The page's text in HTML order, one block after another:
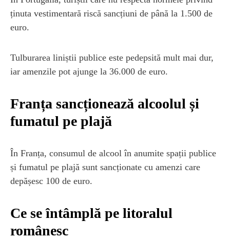
ținuta vestimentară riscă sancțiuni de până la 1.500 de
euro.
Tulburarea liniștii publice este pedepsită mult mai dur,
iar amenzile pot ajunge la 36.000 de euro.
Franța sancționează alcoolul și
fumatul pe plajă
În Franța, consumul de alcool în anumite spații publice
și fumatul pe plajă sunt sancționate cu amenzi care
depășesc 100 de euro.
Ce se întâmplă pe litoralul
românesc